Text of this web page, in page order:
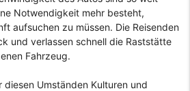
Notwendigkeit mehr besteht,
aufsuchen zu müssen. Die Reisenden
und verlassen schnell die Raststätte
Fahrzeug.
diesen Umständen Kulturen und